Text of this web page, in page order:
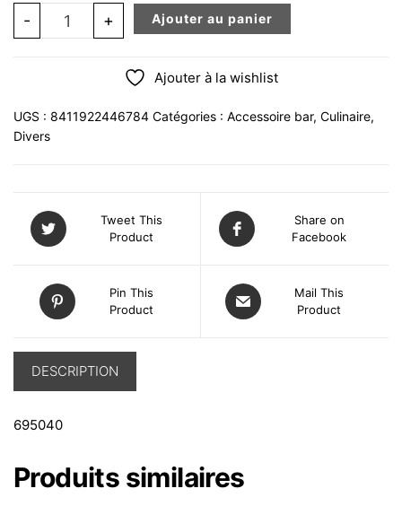
- quantité de Tire bouchon cave à vin ibili
+ Ajouter au panier
Ajouter à la wishlist
UGS : 8411922446784 Catégories : Accessoire bar, Culinaire,
Divers
Tweet This
Product
Share on
Facebook
Pin This
Product
Mail This
Product
DESCRIPTION
695040
Produits similaires